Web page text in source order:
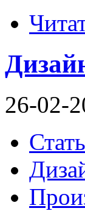
26-02-